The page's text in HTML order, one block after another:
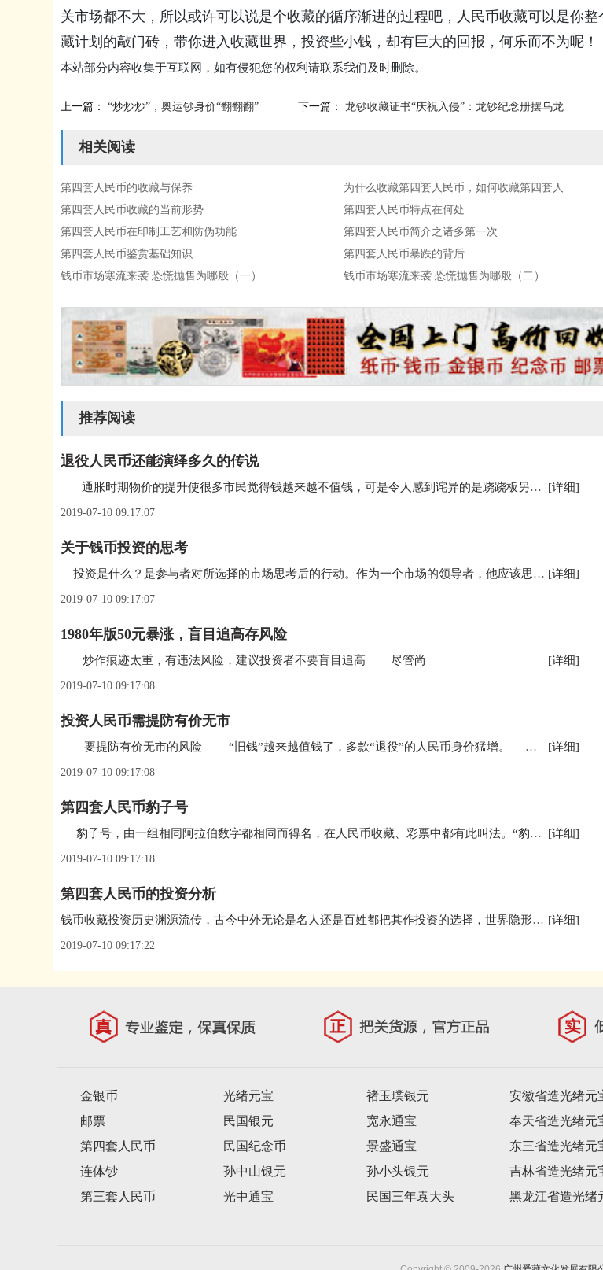
关市场都不大，所以或许可以说是个收藏的循序渐进的过程吧，人民币收藏可以是你整
藏计划的敲门砖，带你进入收藏世界，投资些小钱，却有巨大的回报，何乐而不为呢！
本站部分内容收集于互联网，如有侵犯您的权利请联系我们及时删除。
上一篇： “炒炒炒”，奥运钞身价“翻翻翻” 下一篇： 龙钞收藏证书“庆祝入侵”：龙钞纪念册摆乌龙
相关阅读
第四套人民币的收藏与保养
为什么收藏第四套人民币，如何收藏第四套人
第四套人民币收藏的当前形势
第四套人民币特点在何处
第四套人民币在印制工艺和防伪功能
第四套人民币简介之诸多第一次
第四套人民币鉴赏基础知识
第四套人民币暴跌的背后
钱币市场寒流来袭 恐慌抛售为哪般（一）
钱币市场寒流来袭 恐慌抛售为哪般（二）
推荐阅读
退役人民币还能演绎多久的传说
通胀时期物价的提升使很多市民觉得钱越来越不值钱，可是令人感到诧异的是跷跷板另一头的人民币本身却越来越值钱了。楼市的低迷使得游资转地而战，在人民币收藏市场演绎出令人瞠目结舌的增值神 [详细]
2019-07-10 09:17:07
关于钱币投资的思考
投资是什么？是参与者对所选择的市场思考后的行动。作为一个市场的领导者，他应该思考什么？这个市场中颠扑不破的真理所对应的标的，以及如何通过领导的力量倡导其他参与者围 [详细]
2019-07-10 09:17:07
1980年版50元暴涨，盲目追高存风险
炒作痕迹太重，有违法风险，建议投资者不要盲目追高 尽管尚 [详细]
2019-07-10 09:17:08
投资人民币需提防有价无市
要提防有价无市的风险 “旧钱”越来越值钱了，多款“退役”的人民币身价猛增。 从去年开始，多款“退役”的人民币身价猛增， [详细]
2019-07-10 09:17:08
第四套人民币豹子号
豹子号，由一组相同阿拉伯数字都相同而得名，在人民币收藏、彩票中都有此叫法。“豹子号”的说法是来源于扑克牌的玩法。近年来，随着人民收藏市场 [详细]
2019-07-10 09:17:18
第四套人民币的投资分析
钱币收藏投资历史渊源流传，古今中外无论是名人还是百姓都把其作投资的选择，世界隐形巨富传奇家族罗斯柴尔德家族的创始就是依靠收藏钱币开始他发家史的。 钱币收藏能够创富无疑已成 [详细]
2019-07-10 09:17:22
金银币
邮票
第四套人民币
连体钞
第三套人民币
光绪元宝
民国银元
民国纪念币
孙中山银元
光中通宝
褚玉璞银元
宽永通宝
景盛通宝
孙小头银元
民国三年袁大头
安徽省造光绪元
奉天省造光绪元
东三省造光绪元
吉林省造光绪元
黑龙江省造光绪